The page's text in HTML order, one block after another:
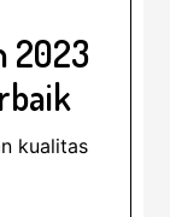
2023
kualitas